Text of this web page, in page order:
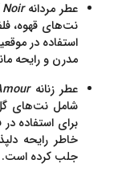
عطر مردانه Café
نت‌های قهوه،
استفاده در
مدرن و رایحه
عطر زنانه Café
شامل نت‌های
برای استفاده
خاطر رایحه
جلب کرده است.